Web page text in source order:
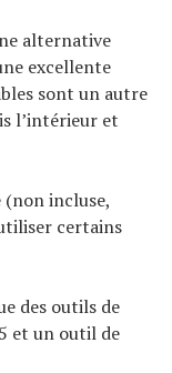
alternative
excellente
sont un autre
l’intérieur et
(non incluse,
certains
des outils de
et un outil de